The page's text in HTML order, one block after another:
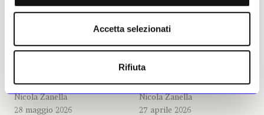
Accetta selezionati
Rifiuta
Ca’ del Bosco, l’opera in
fonderia Fratelli Bonisoli di
popolato da opere di Arnaldo
Bombardieri, Cracking Art e
molti altri artisti
Nicola Zanella
28 maggio 2026
modelli di mecenatismo
racconta la Fondation
dalle mostre alla meditazione,
sostegno alle pratiche
artigianali
Nicola Zanella
27 aprile 2026